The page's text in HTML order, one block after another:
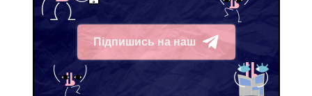
Підпишись на наш
Telegram